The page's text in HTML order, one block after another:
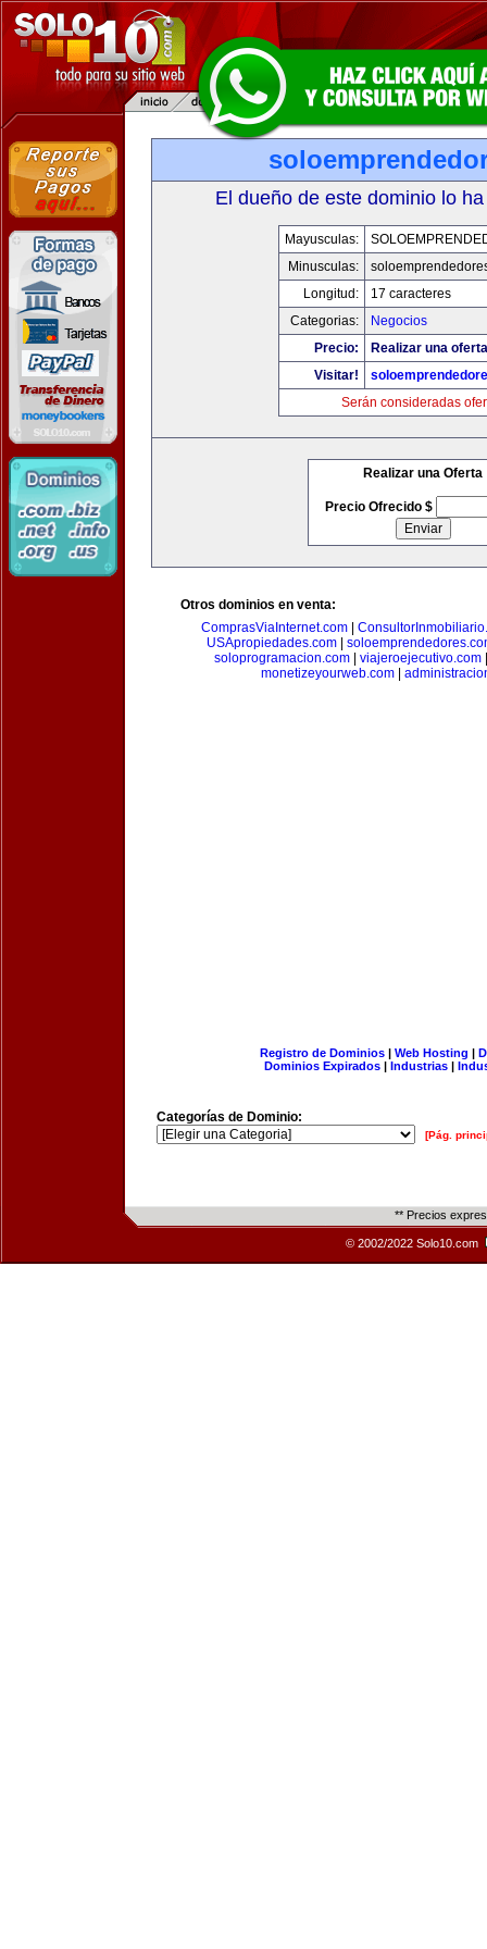
El dueño de este dominio lo
Mayusculas:
Minusculas:
Longitud:
17 caracteres
Categorias:
Negocios
Precio:
Realizar una
Visitar!
Serán consideradas
Realizar una Oferta
Precio Ofrecido $
Otros dominios en venta:
ComprasViaInternet.com
USApropiedades.com
soloprogramacion.com
viajeroejecutivo.com
monetizeyourweb.com
Registro de Dominios| Web Hosting |
Dominios Expirados | Industrias |
Categorías de Dominio:
[Pág.
** Precios
© 2002/2022 Solo10.com